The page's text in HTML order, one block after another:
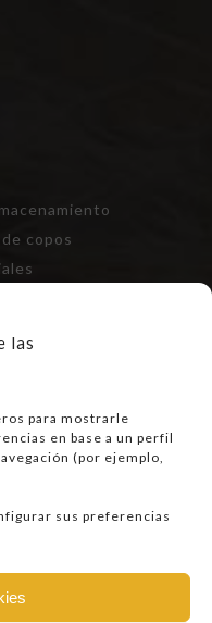
las
para mostrarle
en base a un perfil
(por ejemplo,
sus preferencias
copos